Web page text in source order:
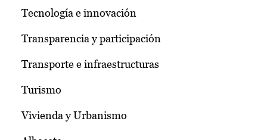
Tecnología e innovación
Transparencia y participación
Transporte e infraestructuras
Turismo
Vivienda y Urbanismo